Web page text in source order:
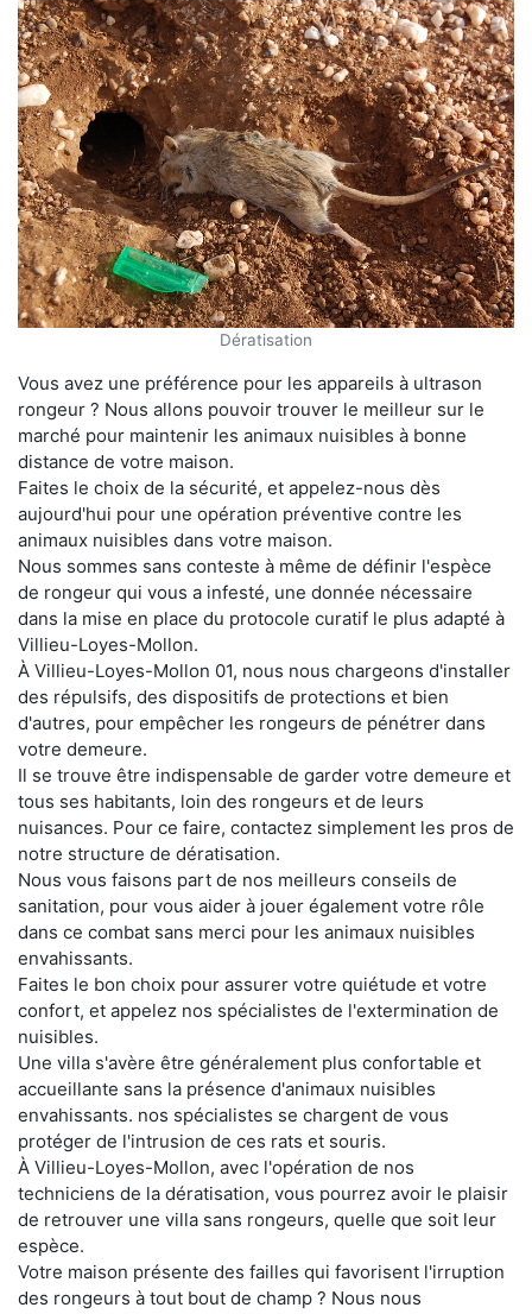
Dératisation
Vous avez une préférence pour les appareils à ultrason
rongeur ? Nous allons pouvoir trouver le meilleur sur le
marché pour maintenir les animaux nuisibles à bonne
distance de votre maison.
Faites le choix de la sécurité, et appelez-nous dès
aujourd'hui pour une opération préventive contre les
animaux nuisibles dans votre maison.
Nous sommes sans conteste à même de définir l'espèce
de rongeur qui vous a infesté, une donnée nécessaire
dans la mise en place du protocole curatif le plus adapté à
Villieu-Loyes-Mollon.
À Villieu-Loyes-Mollon 01, nous nous chargeons d'installer
des répulsifs, des dispositifs de protections et bien
d'autres, pour empêcher les rongeurs de pénétrer dans
votre demeure.
Il se trouve être indispensable de garder votre demeure et
tous ses habitants, loin des rongeurs et de leurs
nuisances. Pour ce faire, contactez simplement les pros de
notre structure de dératisation.
Nous vous faisons part de nos meilleurs conseils de
sanitation, pour vous aider à jouer également votre rôle
dans ce combat sans merci pour les animaux nuisibles
envahissants.
Faites le bon choix pour assurer votre quiétude et votre
confort, et appelez nos spécialistes de l'extermination de
nuisibles.
Une villa s'avère être généralement plus confortable et
accueillante sans la présence d'animaux nuisibles
envahissants. nos spécialistes se chargent de vous
protéger de l'intrusion de ces rats et souris.
À Villieu-Loyes-Mollon, avec l'opération de nos
techniciens de la dératisation, vous pourrez avoir le plaisir
de retrouver une villa sans rongeurs, quelle que soit leur
espèce.
Votre maison présente des failles qui favorisent l'irruption
des rongeurs à tout bout de champ ? Nous nous